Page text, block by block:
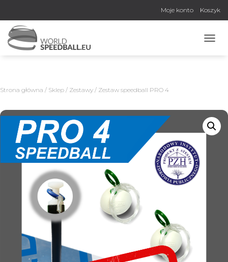
Moje konto Koszyk
N
Strona główna / Sklep / Zestawy / Zestaw speedball PRO 4